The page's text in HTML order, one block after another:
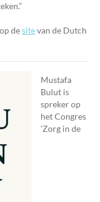
desitevan de Dutch
Mustafa
Bulut is
spreker op
het Congres
'Zorg in de